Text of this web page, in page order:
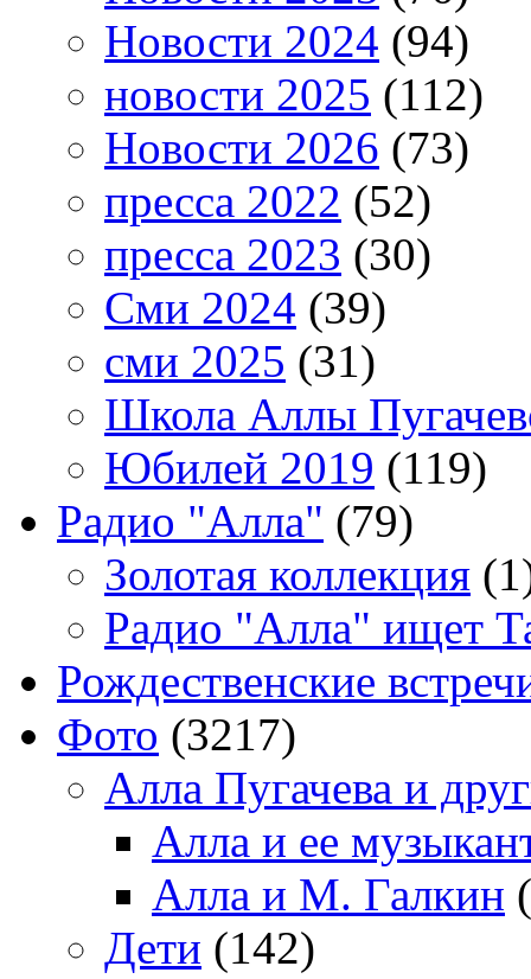
Новости 2024 (94)
новости 2025 (112)
Новости 2026 (73)
пресса 2022 (52)
пресса 2023 (30)
Сми 2024 (39)
сми 2025 (31)
Школа Аллы
Юбилей 2019 (119)
Радио "Алла" (79)
Золотая коллекция
Радио "Алла" ищет
Рождественские
Фото (3217)
Алла Пугачева и
Алла и ее
Алла и М. Галкин
Дети (142)